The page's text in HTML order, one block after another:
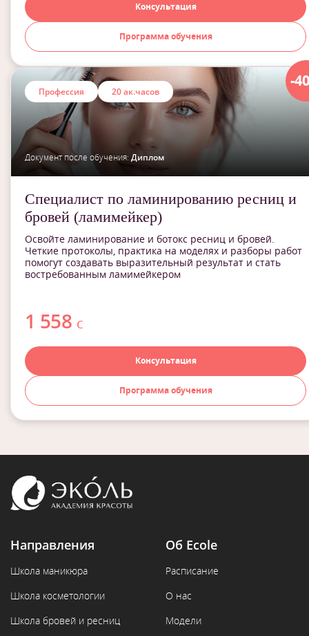
Консультация
Программа обучения
-
Профессия 20 ак.часов
Документ после обучения: Диплом
Специалист по ламинированию ресниц и
бровей (ламимейкер)
Освойте ламинирование и ботокс ресниц и бровей.
Четкие протоколы, практика на моделях и разборы работ
помогут создавать выразительный результат и стать
востребованным ламимейкером
1 558 с
Консультация
Программа обучения
Направления
Школа маникюра
Школа косметологии
Школа бровей и ресниц
Об Ecole
Расписание
О нас
Модели